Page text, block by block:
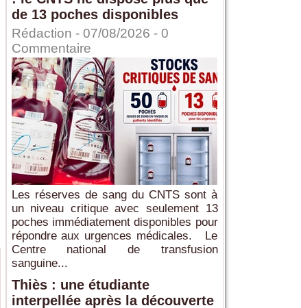
de 13 poches disponibles
Rédaction - 07/08/2026 - 0
Commentaire
Les réserves de sang du CNTS sont à
un niveau critique avec seulement 13
poches immédiatement disponibles pour
répondre aux urgences médicales. Le
Centre national de transfusion
sanguine...
Thiès : une étudiante
interpellée après la découverte